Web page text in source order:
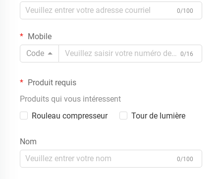
0/100
Mobile
Code
0/16
Produit requis
Produits qui vous intéressent
Rouleau compresseur
Tour de lumière
Nom
0/100